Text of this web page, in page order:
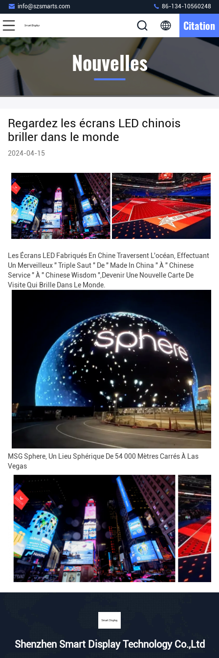
info@szsmarts.com 86-134-10560248
Citation
Nouvelles
Regardez les écrans LED chinois
briller dans le monde
2024-04-15
Les Écrans LED Fabriqués En Chine Traversent L'océan, Effectuant
Un Merveilleux " Triple Saut " De " Made In China " À " Chinese
Service " À " Chinese Wisdom ",devenir Une Nouvelle Carte De
Visite Qui Brille Dans Le Monde.
MSG Sphere, Un Lieu Sphérique De 54 000 Mètres Carrés À Las
Vegas
Shenzhen Smart Display Technology Co.,Ltd